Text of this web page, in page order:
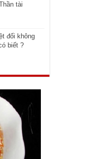
tài
đối không
biết ?